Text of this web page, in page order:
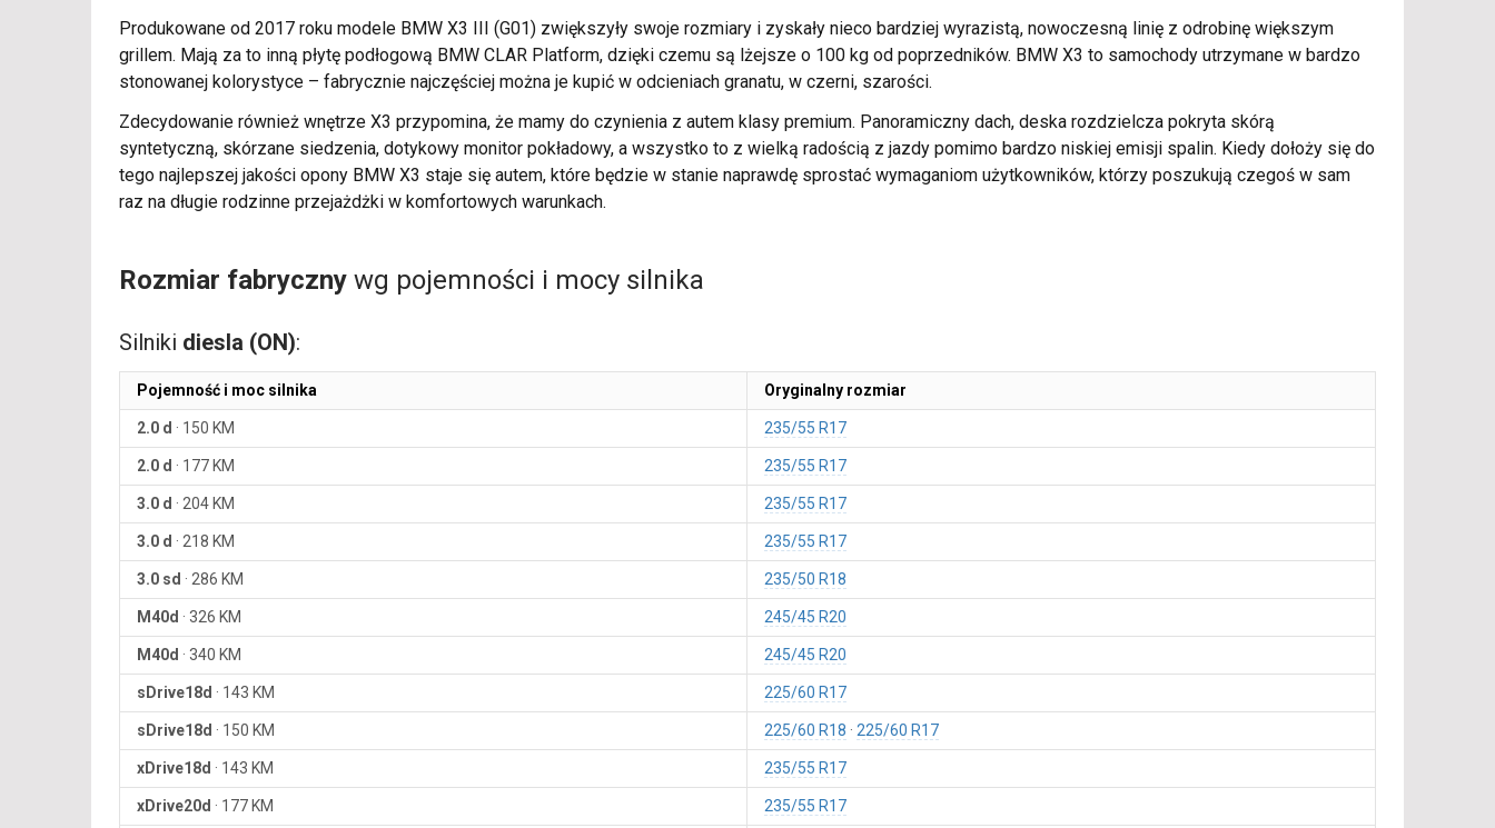
Produkowane od 2017 roku modele BMW X3 III (G01) zwiększyły swoje rozmiary i zyskały nieco bardziej wyrazistą, nowoczesną linię z odrobinę większym
grillem. Mają za to inną płytę podłogową BMW CLAR Platform, dzięki czemu są lżejsze o 100 kg od poprzedników. BMW X3 to samochody utrzymane w bardzo
stonowanej kolorystyce – fabrycznie najczęściej można je kupić w odcieniach granatu, w czerni, szarości.
Zdecydowanie również wnętrze X3 przypomina, że mamy do czynienia z autem klasy premium. Panoramiczny dach, deska rozdzielcza pokryta skórą
syntetyczną, skórzane siedzenia, dotykowy monitor pokładowy, a wszystko to z wielką radością z jazdy pomimo bardzo niskiej emisji spalin. Kiedy dołoży się do
tego najlepszej jakości opony BMW X3 staje się autem, które będzie w stanie naprawdę sprostać wymaganiom użytkowników, którzy poszukują czegoś w sam
raz na długie rodzinne przejażdżki w komfortowych warunkach.
Rozmiar fabryczny wg pojemności i mocy silnika
Silniki diesla (ON):
Pojemność i moc silnika Oryginalny rozmiar
2.0 d · 150 KM 235/55 R17
2.0 d · 177 KM 235/55 R17
3.0 d · 204 KM 235/55 R17
3.0 d · 218 KM 235/55 R17
3.0 sd · 286 KM 235/50 R18
M40d · 326 KM 245/45 R20
M40d · 340 KM 245/45 R20
sDrive18d · 143 KM 225/60 R17
sDrive18d · 150 KM 225/60 R18 225/60 R17
xDrive18d · 143 KM 235/55 R17
xDrive20d · 177 KM 235/55 R17